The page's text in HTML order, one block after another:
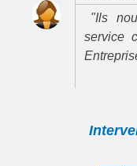
"Ils
service